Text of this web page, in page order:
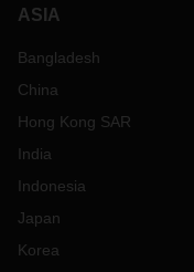
ASIA
Bangladesh
China
Hong Kong SAR
India
Indonesia
Japan
Korea